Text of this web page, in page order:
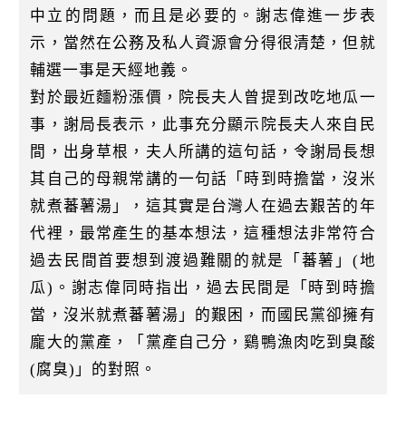
中立的問題，而且是必要的。謝志偉進一步表
示，當然在公務及私人資源會分得很清楚，但就
輔選一事是天經地義。
對於最近麵粉漲價，院長夫人曾提到改吃地瓜一
事，謝局長表示，此事充分顯示院長夫人來自民
間，出身草根，夫人所講的這句話，令謝局長想
其自己的母親常講的一句話「時到時擔當，沒米
就煮蕃薯湯」，這其實是台灣人在過去艱苦的年
代裡，最常產生的基本想法，這種想法非常符合
過去民間首要想到渡過難關的就是「蕃薯」(地
瓜)。謝志偉同時指出，過去民間是「時到時擔
當，沒米就煮蕃薯湯」的艱困，而國民黨卻擁有
龐大的黨產，「黨產自己分，鷄鴨漁肉吃到臭酸
(腐臭)」的對照。